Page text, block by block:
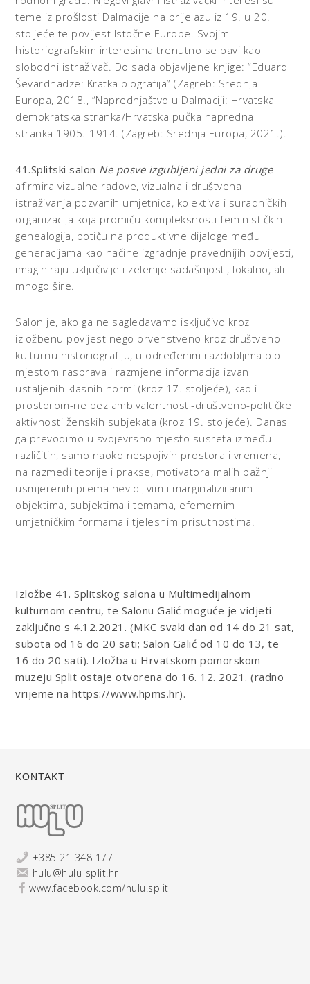
teme iz prošlosti Dalmacije na prijelazu iz 19. u 20.
stoljeće te povijest Istočne Europe. Svojim
historiografskim interesima trenutno se bavi kao
slobodni istraživač. Do sada objavljene knjige: “Eduard
Ševardnadze: Kratka biografija” (Zagreb: Srednja
Europa, 2018., “Naprednjaštvo u Dalmaciji: Hrvatska
demokratska stranka/Hrvatska pučka napredna
stranka 1905.-1914. (Zagreb: Srednja Europa, 2021.).
41.Splitski salon Ne posve izgubljeni jedni za druge
afirmira vizualne radove, vizualna i društvena
istraživanja pozvanih umjetnica, kolektiva i suradničkih
organizacija koja promiču kompleksnosti feminističkih
genealogija, potiču na produktivne dijaloge među
generacijama kao načine izgradnje pravednijih povijesti,
imaginiraju uključivije i zelenije sadašnjosti, lokalno, ali i
mnogo šire.
Salon je, ako ga ne sagledavamo isključivo kroz
izložbenu povijest nego prvenstveno kroz društveno-
kulturnu historiografiju, u određenim razdobljima bio
mjestom rasprava i razmjene informacija izvan
ustaljenih klasnih normi (kroz 17. stoljeće), kao i
prostorom-ne bez ambivalentnosti-društveno-političke
aktivnosti ženskih subjekata (kroz 19. stoljeće). Danas
ga prevodimo u svojevrsno mjesto susreta između
različitih, samo naoko nespojivih prostora i vremena,
na razmeđi teorije i prakse, motivatora malih pažnji
usmjerenih prema nevidljivim i marginaliziranim
objektima, subjektima i temama, efemernim
umjetničkim formama i tjelesnim prisutnostima.
Izložbe 41. Splitskog salona u Multimedijalnom
kulturnom centru, te Salonu Galić moguće je vidjeti
zaključno s 4.12.2021. (MKC svaki dan od 14 do 21 sat,
subota od 16 do 20 sati; Salon Galić od 10 do 13, te
16 do 20 sati). Izložba u Hrvatskom pomorskom
muzeju Split ostaje otvorena do 16. 12. 2021. (radno
vrijeme na https://www.hpms.hr).
KONTAKT
+385 21 348 177
hulu@hulu-split.hr
www.facebook.com/hulu.split